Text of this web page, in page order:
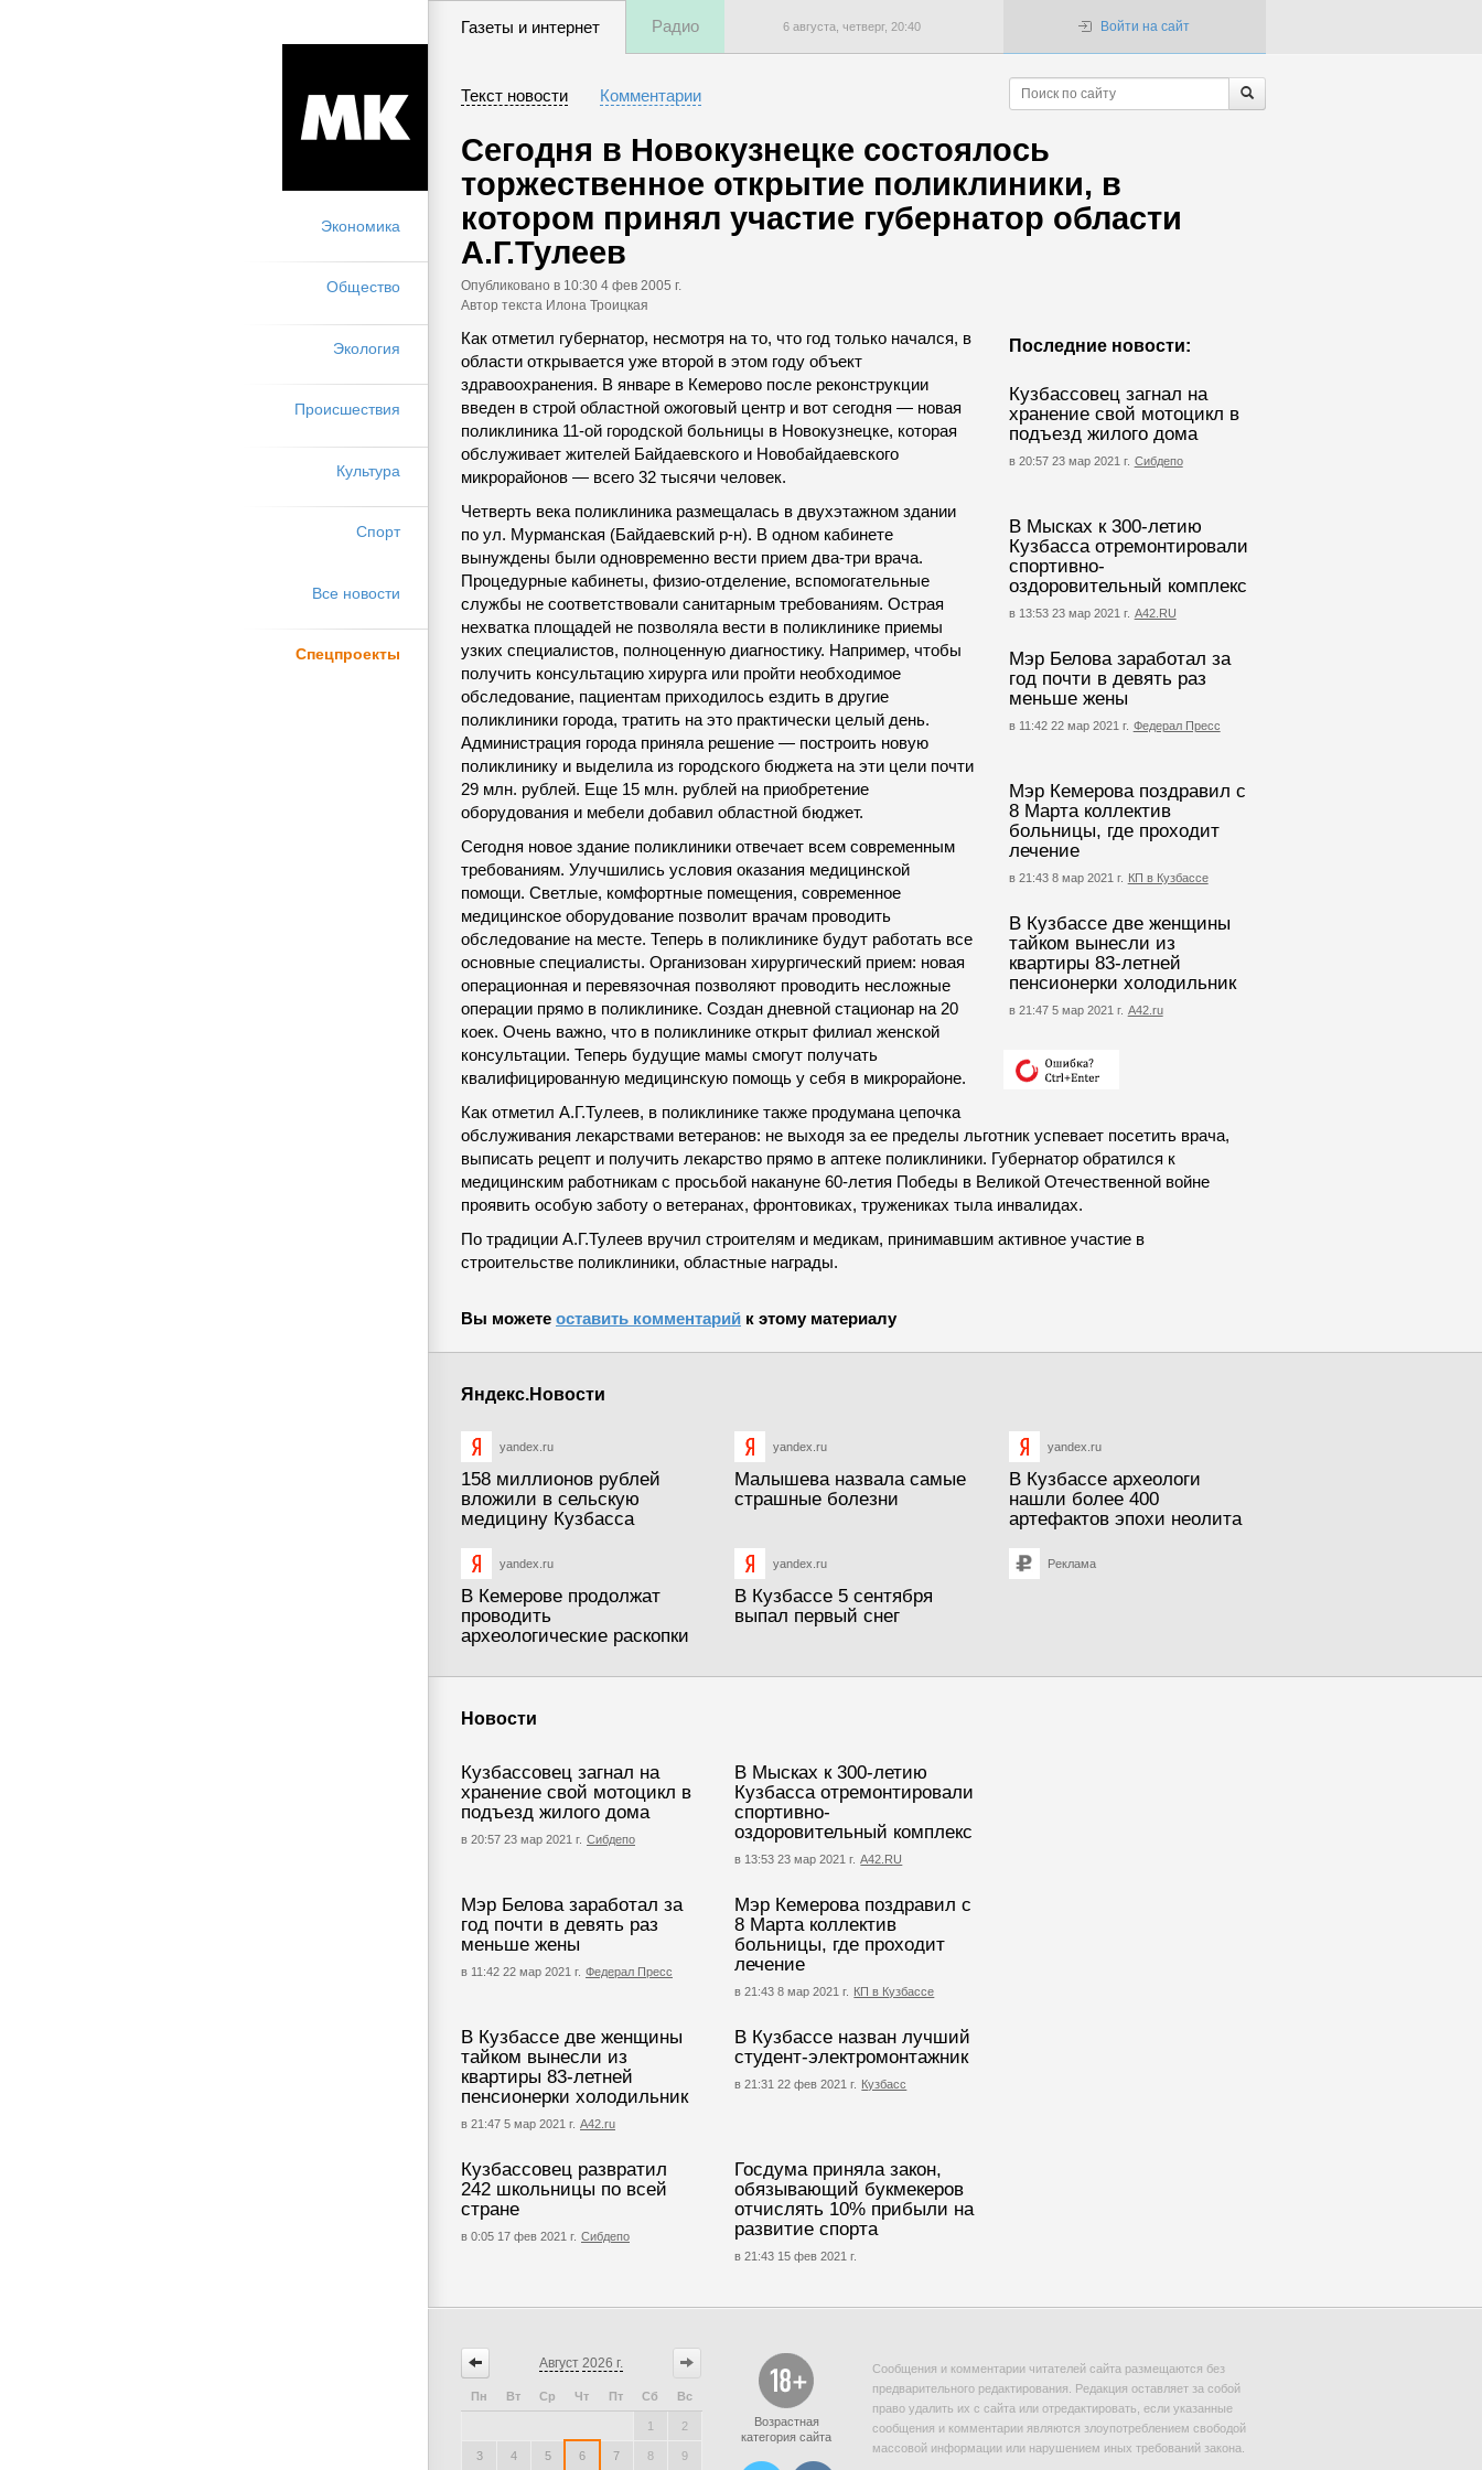
Экономика
Общество
Экология
Происшествия
Культура
Спорт
Все новости
Спецпроекты
Газеты и интернет Радио 6 августа, четверг, 20:40 Войти на сайт
Текст новости Комментарии
Сегодня в Новокузнецке состоялось
торжественное открытие поликлиники, в
котором принял участие губернатор области
А.Г.Тулеев
Опубликовано в 10:30 4 фев 2005 г.
Автор текста Илона Троицкая
Последние новости:
Кузбассовец загнал на
хранение свой мотоцикл в
подъезд жилого дома
в 20:57 23 мар 2021 г. Сибдепо
В Мысках к 300-летию
Кузбасса отремонтировали
спортивно-
оздоровительный комплекс
в 13:53 23 мар 2021 г. А42.RU
Мэр Белова заработал за
год почти в девять раз
меньше жены
в 11:42 22 мар 2021 г. Федерал Пресс
Мэр Кемерова поздравил с
8 Марта коллектив
больницы, где проходит
лечение
в 21:43 8 мар 2021 г. КП в Кузбассе
В Кузбассе две женщины
тайком вынесли из
квартиры 83-летней
пенсионерки холодильник
в 21:47 5 мар 2021 г. А42.ru
Как отметил губернатор, несмотря на то, что год только начался, в
области открывается уже второй в этом году объект
здравоохранения. В январе в Кемерово после реконструкции
введен в строй областной ожоговый центр и вот сегодня — новая
поликлиника 11-ой городской больницы в Новокузнецке, которая
обслуживает жителей Байдаевского и Новобайдаевского
микрорайонов — всего 32 тысячи человек.
Четверть века поликлиника размещалась в двухэтажном здании
по ул. Мурманская (Байдаевский р-н). В одном кабинете
вынуждены были одновременно вести прием два-три врача.
Процедурные кабинеты, физио-отделение, вспомогательные
службы не соответствовали санитарным требованиям. Острая
нехватка площадей не позволяла вести в поликлинике приемы
узких специалистов, полноценную диагностику. Например, чтобы
получить консультацию хирурга или пройти необходимое
обследование, пациентам приходилось ездить в другие
поликлиники города, тратить на это практически целый день.
Администрация города приняла решение — построить новую
поликлинику и выделила из городского бюджета на эти цели почти
29 млн. рублей. Еще 15 млн. рублей на приобретение
оборудования и мебели добавил областной бюджет.
Сегодня новое здание поликлиники отвечает всем современным
требованиям. Улучшились условия оказания медицинской
помощи. Светлые, комфортные помещения, современное
медицинское оборудование позволит врачам проводить
обследование на месте. Теперь в поликлинике будут работать все
основные специалисты. Организован хирургический прием: новая
операционная и перевязочная позволяют проводить несложные
операции прямо в поликлинике. Создан дневной стационар на 20
коек. Очень важно, что в поликлинике открыт филиал женской
консультации. Теперь будущие мамы смогут получать
квалифицированную медицинскую помощь у себя в микрорайоне.
Как отметил А.Г.Тулеев, в поликлинике также продумана цепочка
обслуживания лекарствами ветеранов: не выходя за ее пределы льготник успевает посетить врача,
выписать рецепт и получить лекарство прямо в аптеке поликлиники. Губернатор обратился к
медицинским работникам с просьбой накануне 60-летия Победы в Великой Отечественной войне
проявить особую заботу о ветеранах, фронтовиках, тружениках тыла инвалидах.
По традиции А.Г.Тулеев вручил строителям и медикам, принимавшим активное участие в
строительстве поликлиники, областные награды.
Вы можете оставить комментарий к этому материалу
Яндекс.Новости
yandex.ru
158 миллионов рублей
вложили в сельскую
медицину Кузбасса
yandex.ru
Малышева назвала самые
страшные болезни
yandex.ru
В Кузбассе археологи
нашли более 400
артефактов эпохи неолита
yandex.ru
В Кемерове продолжат
проводить
археологические раскопки
yandex.ru
В Кузбассе 5 сентября
выпал первый снег
Реклама
Новости
Кузбассовец загнал на
хранение свой мотоцикл в
подъезд жилого дома
в 20:57 23 мар 2021 г. Сибдепо
В Мысках к 300-летию
Кузбасса отремонтировали
спортивно-
оздоровительный комплекс
в 13:53 23 мар 2021 г. А42.RU
Мэр Белова заработал за
год почти в девять раз
меньше жены
в 11:42 22 мар 2021 г. Федерал Пресс
Мэр Кемерова поздравил с
8 Марта коллектив
больницы, где проходит
лечение
в 21:43 8 мар 2021 г. КП в Кузбассе
В Кузбассе две женщины
тайком вынесли из
квартиры 83-летней
пенсионерки холодильник
в 21:47 5 мар 2021 г. А42.ru
В Кузбассе назван лучший
студент-электромонтажник
в 21:31 22 фев 2021 г. Кузбасс
Кузбассовец развратил
242 школьницы по всей
стране
в 0:05 17 фев 2021 г. Сибдепо
Госдума приняла закон,
обязывающий букмекеров
отчислять 10% прибыли на
развитие спорта
в 21:43 15 фев 2021 г.
Август 2026 г.
Пн Вт Ср Чт Пт Сб Вс
1 2
3 4 5 6 7 8 9
Возрастная
категория сайта
Сообщения и комментарии читателей сайта размещаются без
предварительного редактирования. Редакция оставляет за собой
право удалить их с сайта или отредактировать, если указанные
сообщения и комментарии являются злоупотреблением свободой
массовой информации или нарушением иных требований закона.